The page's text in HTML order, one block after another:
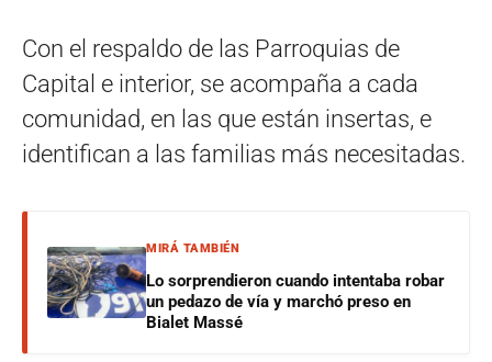
Con el respaldo de las Parroquias de
Capital e interior, se acompaña a cada
comunidad, en las que están insertas, e
identifican a las familias más necesitadas.
MIRÁ TAMBIÉN
Lo sorprendieron cuando intentaba robar
un pedazo de vía y marchó preso en
Bialet Massé